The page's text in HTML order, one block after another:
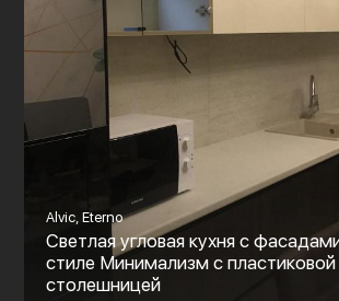
Alvic, Eterno
Светлая угловая кухня с
стиле Минимализм с пластиковой
столешницей